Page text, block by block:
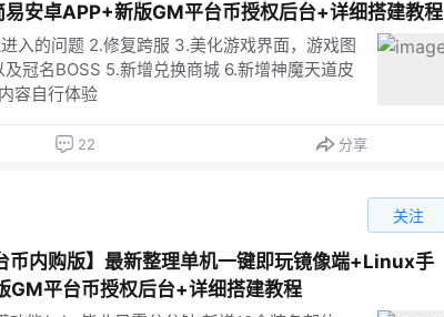
安卓APP+新版GM平台币授权后台+详细搭建教程
入的问题 2.修复跨服 3.美化游戏界面，游戏图
冠名BOSS 5.新增兑换商城 6.新增神魔天道皮
容自行体验
22 分享
关注
币内购版】最新整理单机一键即玩镜像端+Linux手
GM平台币授权后台+详细搭建教程